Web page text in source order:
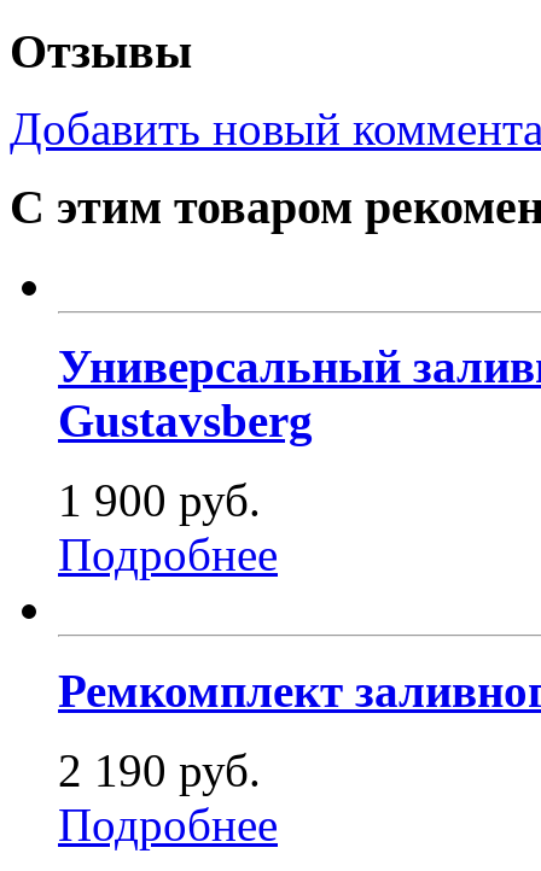
Отзывы
Добавить новый
С этим товаром
Универсальный
Gustavsberg
1 900 руб.
Подробнее
Ремкомплект
2 190 руб.
Подробнее